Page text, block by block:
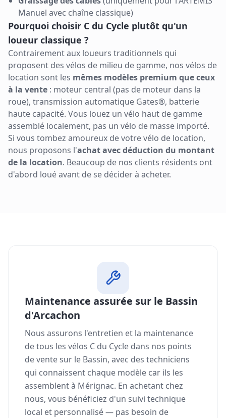
Manuel avec chaîne classique)
Pourquoi choisir C du Cycle plutôt qu'un
loueur classique ?
Contrairement aux loueurs traditionnels qui
proposent des vélos de milieu de gamme, nos vélos de
location sont les mêmes modèles premium que ceux
à la vente : moteur central (pas de moteur dans la
roue), transmission automatique Gates®, batterie
haute capacité. Vous louez un vélo haut de gamme
assemblé localement, pas un vélo de masse importé.
Si vous tombez amoureux de votre vélo de location,
nous proposons l'achat avec déduction du montant
de la location. Beaucoup de nos clients résidents ont
d'abord loué avant de se décider à acheter.
Maintenance assurée sur le Bassin
d'Arcachon
Nous assurons l'entretien et la maintenance
de tous les vélos C du Cycle dans nos points
de vente sur le Bassin, avec des techniciens
qui connaissent chaque modèle car ils les
assemblent à Mérignac. En achetant chez
nous, vous bénéficiez d'un suivi technique
local et personnalisé — pas besoin de